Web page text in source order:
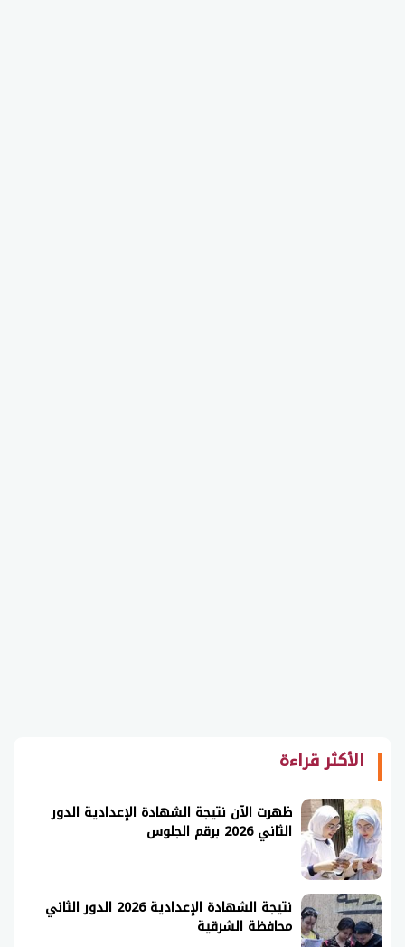
الأكثر قراءة
ظهرت الآن نتيجة الشهادة الإعدادية الدور
الثاني 2026 برقم الجلوس
نتيجة الشهادة الإعدادية 2026 الدور الثاني
محافظة الشرقية